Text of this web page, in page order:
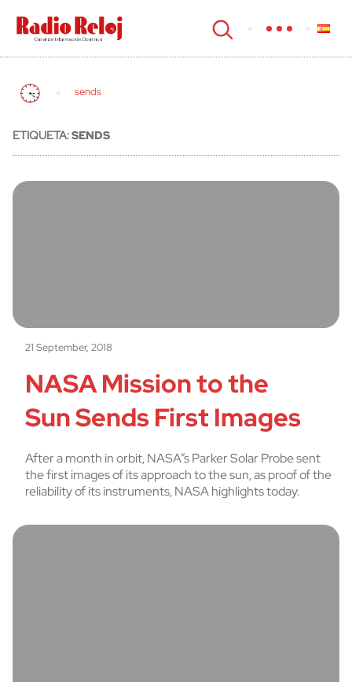
cerrar
sends
ETIQUETA:SENDS
21 September, 2018
NASA Mission to the
Sun Sends First Images
After a month in orbit, NASA”s Parker Solar Probe sent
the first images of its approach to the sun, as proof of the
reliability of its instruments, NASA highlights today.